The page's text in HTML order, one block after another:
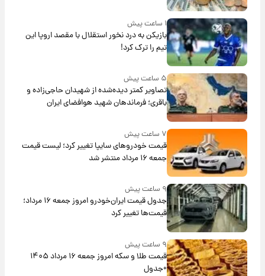
۱ ساعت پیش
بازیکن به درد نخور استقلال با مقصد اروپا این
تیم را ترک کرد!
۵ ساعت پیش
تصاویر کمتر دیده‌شده از شهیدان حاجی‌زاده و
باقری؛ فرماندهان شهید هوافضای ایران
۷ ساعت پیش
قیمت خودروهای سایپا تغییر کرد؛ لیست قیمت
جمعه ۱۶ مرداد منتشر شد
۹ ساعت پیش
جدول قیمت ایران‌خودرو امروز جمعه ۱۶ مرداد؛
قیمت‌ها تغییر کرد
۹ ساعت پیش
قیمت طلا و سکه امروز جمعه ۱۶ مرداد ۱۴۰۵
+جدول